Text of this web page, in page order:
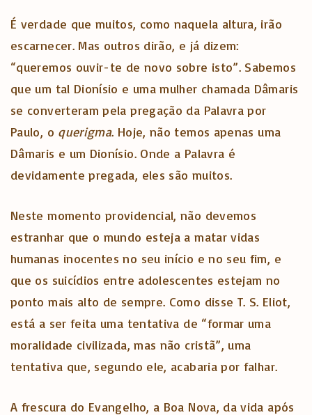
É verdade que muitos, como naquela altura, irão
escarnecer. Mas outros dirão, e já dizem:
“queremos ouvir-te de novo sobre isto”. Sabemos
que um tal Dionísio e uma mulher chamada Dâmaris
se converteram pela pregação da Palavra por
Paulo, o querigma. Hoje, não temos apenas uma
Dâmaris e um Dionísio. Onde a Palavra é
devidamente pregada, eles são muitos.
Neste momento providencial, não devemos
estranhar que o mundo esteja a matar vidas
humanas inocentes no seu início e no seu fim, e
que os suicídios entre adolescentes estejam no
ponto mais alto de sempre. Como disse T. S. Eliot,
está a ser feita uma tentativa de “formar uma
moralidade civilizada, mas não cristã”, uma
tentativa que, segundo ele, acabaria por falhar.
A frescura do Evangelho, a Boa Nova, da vida após